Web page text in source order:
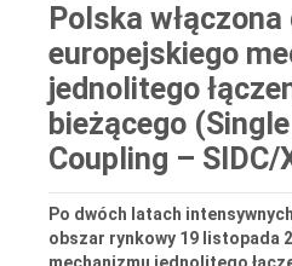
Polska włączona
europejskiego
jednolitego
bieżącego
Coupling – SIDC/
Po dwóch latach
obszar rynkowy 19 listopada
mechanizmu jednolitego